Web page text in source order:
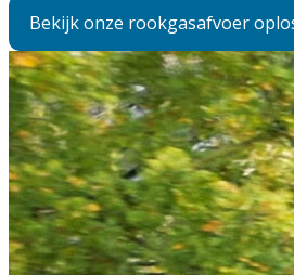
Bekijk onze rookgasafvoer